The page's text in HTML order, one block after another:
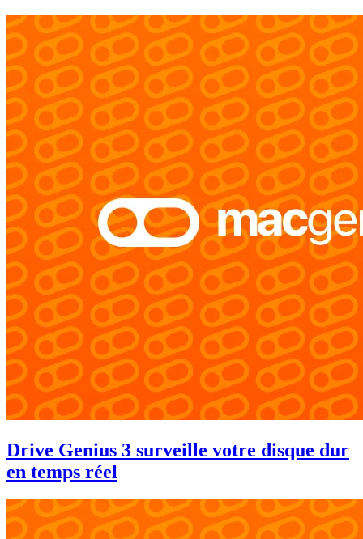
Drive Genius 3 surveille votre disque dur
en temps réel